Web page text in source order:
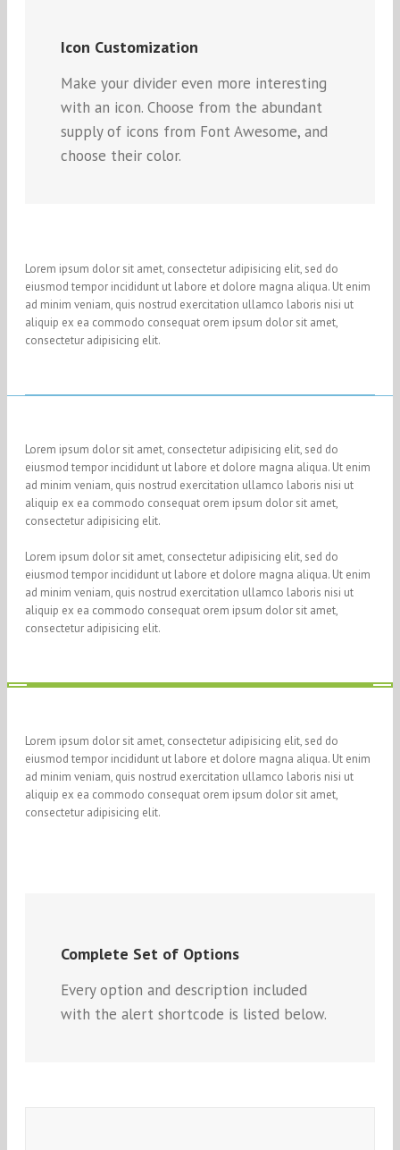
Icon Customization
Make your divider even more interesting
with an icon. Choose from the abundant
supply of icons from Font Awesome, and
choose their color.
Lorem ipsum dolor sit amet, consectetur adipisicing elit, sed do
eiusmod tempor incididunt ut labore et dolore magna aliqua. Ut enim
ad minim veniam, quis nostrud exercitation ullamco laboris nisi ut
aliquip ex ea commodo consequat orem ipsum dolor sit amet,
consectetur adipisicing elit.
Lorem ipsum dolor sit amet, consectetur adipisicing elit, sed do
eiusmod tempor incididunt ut labore et dolore magna aliqua. Ut enim
ad minim veniam, quis nostrud exercitation ullamco laboris nisi ut
aliquip ex ea commodo consequat orem ipsum dolor sit amet,
consectetur adipisicing elit.
Lorem ipsum dolor sit amet, consectetur adipisicing elit, sed do
eiusmod tempor incididunt ut labore et dolore magna aliqua. Ut enim
ad minim veniam, quis nostrud exercitation ullamco laboris nisi ut
aliquip ex ea commodo consequat orem ipsum dolor sit amet,
consectetur adipisicing elit.
Lorem ipsum dolor sit amet, consectetur adipisicing elit, sed do
eiusmod tempor incididunt ut labore et dolore magna aliqua. Ut enim
ad minim veniam, quis nostrud exercitation ullamco laboris nisi ut
aliquip ex ea commodo consequat orem ipsum dolor sit amet,
consectetur adipisicing elit.
Complete Set of Options
Every option and description included
with the alert shortcode is listed below.